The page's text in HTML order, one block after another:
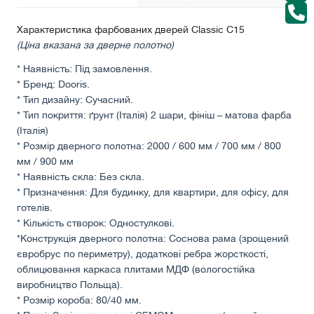
Характеристика фарбованих дверей Classic С15
(Ціна вказана за дверне полотно)
* Наявність: Під замовлення.
* Бренд: Dooris.
* Тип дизайну: Сучасний.
* Тип покриття: ґрунт (Італія) 2 шари, фініш – матова фарба
(Італія)
* Розмір дверного полотна: 2000 / 600 мм / 700 мм / 800
мм / 900 мм
* Наявність скла: Без скла.
* Призначення: Для будинку, для квартири, для офісу, для
готелів.
* Кількість створок: Одностулкові.
*Конструкція дверного полотна: Соснова рама (зрощений
євробрус по периметру), додаткові ребра жорсткості,
облицювання каркаса плитами МДФ (вологостійка
виробництво Польща).
* Розмір короба: 80/40 мм.